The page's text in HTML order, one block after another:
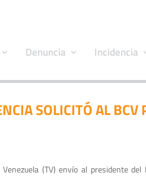
Denuncia Incidencia
SOLICITÓ AL
Venezuela (TV) envío al